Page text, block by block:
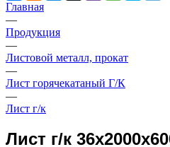
Главная
—
Продукция
—
Листовой металл, прокат
—
Лист горячекатаный Г/К
—
Лист г/к
Лист г/к